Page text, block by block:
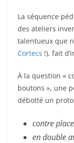
La séquence
des ateliers
talentueux que
Cortecs !), fait
À la question «
boutons », une
débotté un
contre
en double